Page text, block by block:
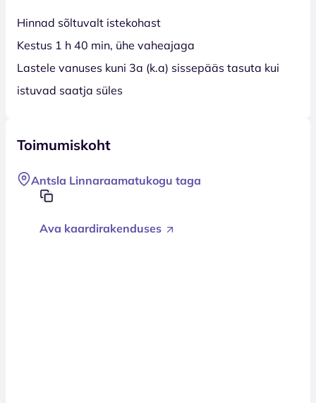
Hinnad sõltuvalt istekohast
Kestus 1 h 40 min, ühe vaheajaga
Lastele vanuses kuni 3a (k.a) sissepääs tasuta kui
istuvad saatja süles
Toimumiskoht
Antsla Linnaraamatukogu taga
Ava kaardirakenduses